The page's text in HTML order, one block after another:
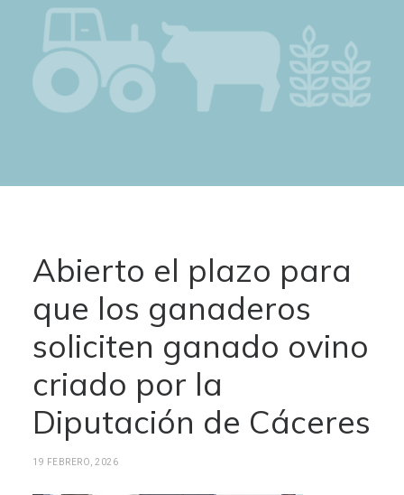
Abierto el plazo para
que los ganaderos
soliciten ganado ovino
criado por la
Diputación de Cáceres
19 FEBRERO, 2026